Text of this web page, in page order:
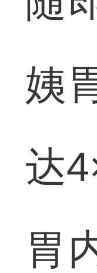
姨
达
胃